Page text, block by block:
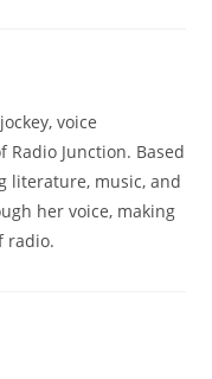
voice
Junction. Based
literature, music, and
her voice, making
radio.